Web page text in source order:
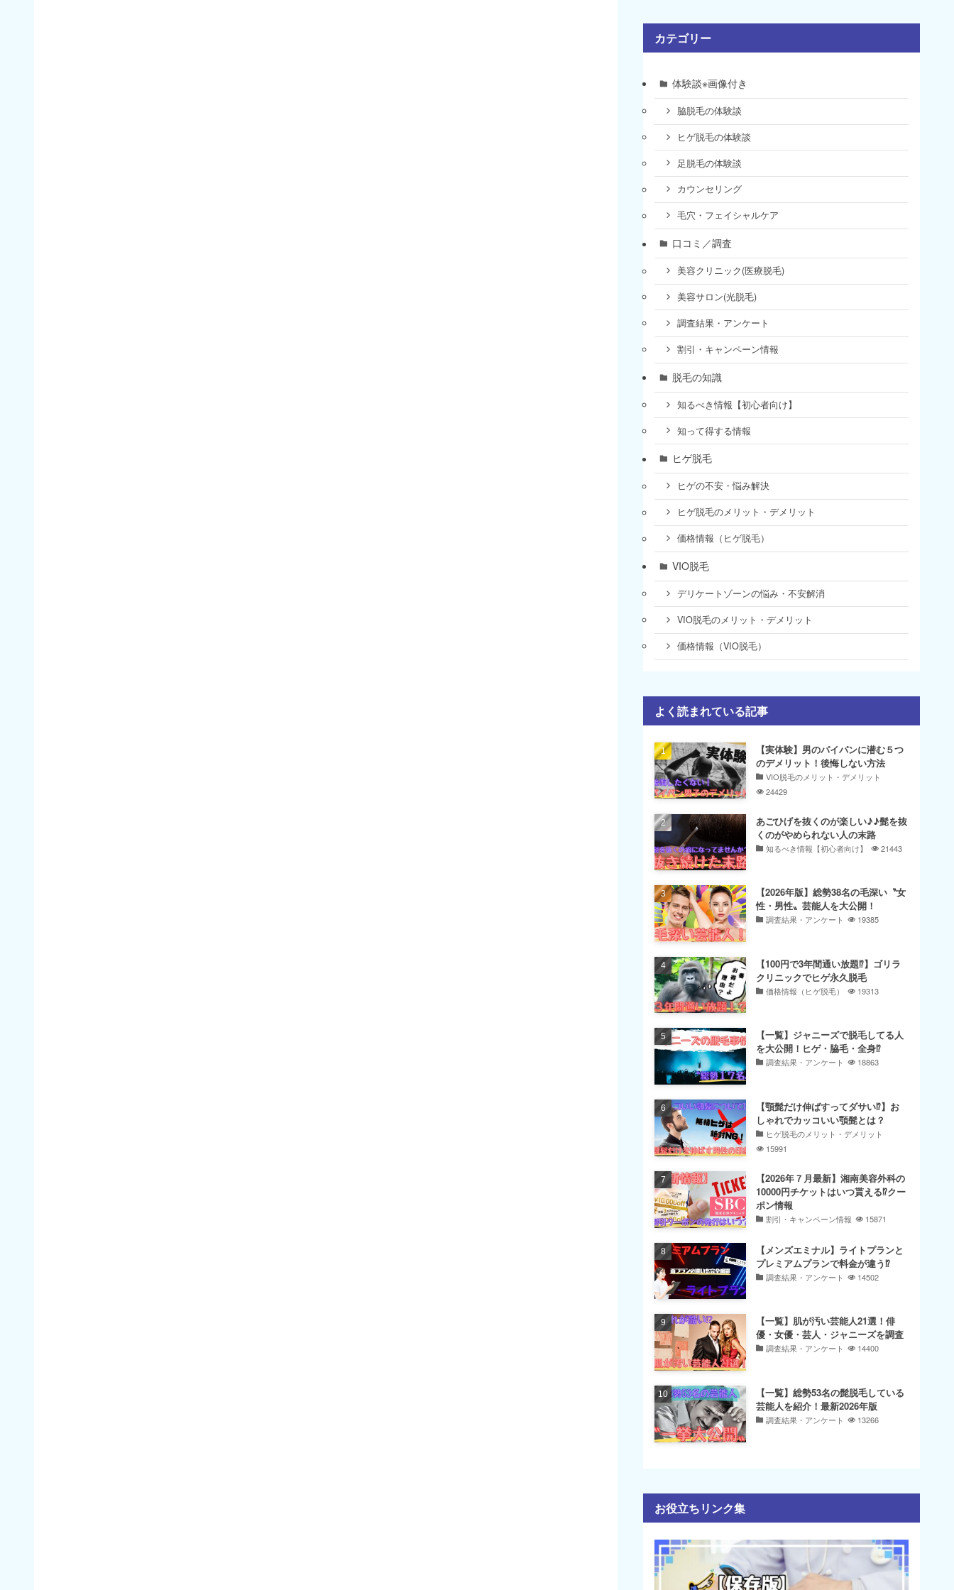
カテゴリー
体験談※画像付き
脇脱毛の体験談
ヒゲ脱毛の体験談
足脱毛の体験談
カウンセリング
毛穴・フェイシャルケア
口コミ／調査
美容クリニック(医療脱毛)
美容サロン(光脱毛)
調査結果・アンケート
割引・キャンペーン情報
脱毛の知識
知るべき情報【初心者向け】
知って得する情報
ヒゲ脱毛
ヒゲの不安・悩み解決
ヒゲ脱毛のメリット・デメリット
価格情報（ヒゲ脱毛）
VIO脱毛
デリケートゾーンの悩み・不安解消
VIO脱毛のメリット・デメリット
価格情報（VIO脱毛）
よく読まれている記事
【実体験】男のパイパンに潜む５つ
のデメリット！後悔しない方法
VIO脱毛のメリット・デメリット
24429
あごひげを抜くのが楽しい♪♪髭を抜
くのがやめられない人の末路
知るべき情報【初心者向け】 21443
【2026年版】総勢38名の毛深い〝女
性・男性〟芸能人を大公開！
調査結果・アンケート 19385
【100円で3年間通い放題⁉】ゴリラ
クリニックでヒゲ永久脱毛
価格情報（ヒゲ脱毛） 19313
【一覧】ジャニーズで脱毛してる人
を大公開！ヒゲ・脇毛・全身⁉
調査結果・アンケート 18863
【顎髭だけ伸ばすってダサい⁉】お
しゃれでカッコいい顎髭とは？
ヒゲ脱毛のメリット・デメリット
15991
【2026年７月最新】湘南美容外科の
10000円チケットはいつ貰える⁉クー
ポン情報
割引・キャンペーン情報 15871
【メンズエミナル】ライトプランと
プレミアムプランで料金が違う⁉
調査結果・アンケート 14502
【一覧】肌が汚い芸能人21選！俳
優・女優・芸人・ジャニーズを調査
調査結果・アンケート 14400
【一覧】総勢53名の髭脱毛している
芸能人を紹介！最新2026年版
調査結果・アンケート 13266
お役立ちリンク集